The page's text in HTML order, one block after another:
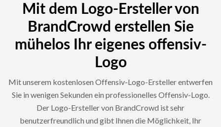
Mit dem Logo-Ersteller von
BrandCrowd erstellen Sie
mühelos Ihr eigenes offensiv-
Logo
Mit unserem kostenlosen Offensiv-Logo-Ersteller entwerfen
Sie in wenigen Sekunden ein professionelles Offensiv-Logo.
Der Logo-Ersteller von BrandCrowd ist sehr
benutzerfreundlich und gibt Ihnen die Möglichkeit, Ihr